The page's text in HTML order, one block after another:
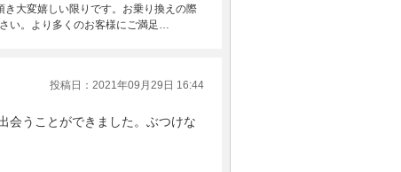
大変嬉しい限りです。お乗り換えの際
い。より多くのお客様にご満足…
投稿日：2021年09月29日 16:44
会うことができました。ぶつけな